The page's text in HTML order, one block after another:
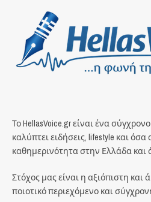
Το HellasVoice.gr είναι ένα
καλύπτει ειδήσεις, lifestyle και
καθημερινότητα στην Ελλάδα και
Στόχος μας είναι η αξιόπιστη
ποιοτικό περιεχόμενο και